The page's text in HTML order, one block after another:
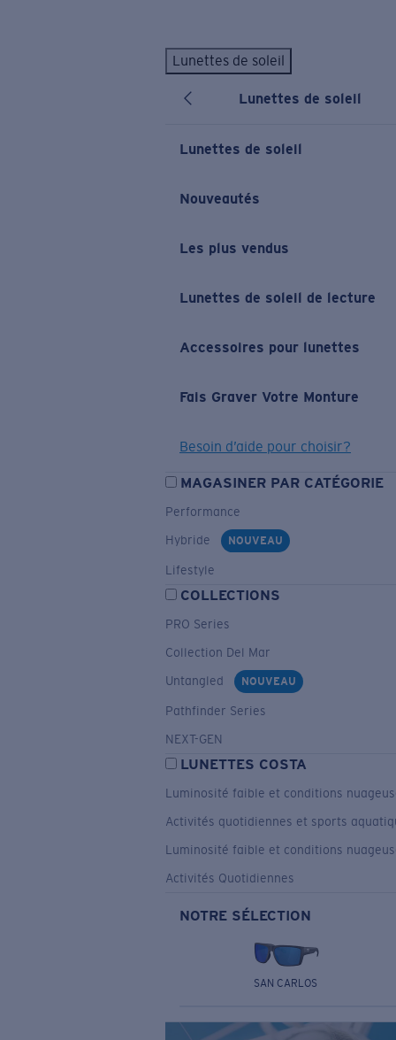
Lunettes de soleil
Lunettes de soleil
Lunettes de soleil
Nouveautés
Les plus vendus
Lunettes de soleil de lecture
Accessoires pour lunettes
Fais Graver Votre Monture
Besoin d’aide pour choisir?
MAGASINER PAR CATÉGORIE
Performance
Hybride
NOUVEAU
Lifestyle
COLLECTIONS
PRO Series
Collection Del Mar
Untangled
NOUVEAU
Pathfinder Series
NEXT-GEN
LUNETTES COSTA
Luminosité faible et conditions
Activités quotidiennes et sports
Luminosité faible et conditions
Activités Quotidiennes
NOTRE SÉLECTION
SAN CARLOS
LES PLUS RECHERCHÉS
Lunettes de soleil personnalisées Nouveau